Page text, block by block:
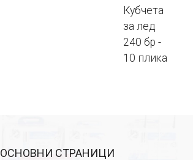
ОСНОВНИ СТРАНИЦИ